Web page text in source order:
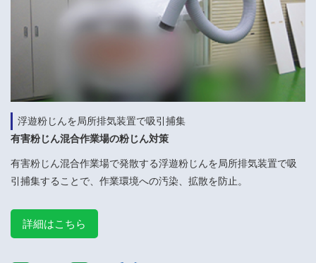
浮遊粉じんを局所排気装置で吸引捕集
有害粉じん混合作業場の粉じん対策
有害粉じん混合作業場で発散する浮遊粉じんを局所排気装置で吸
引捕集することで、作業環境への汚染、拡散を防止。
詳細はこちら